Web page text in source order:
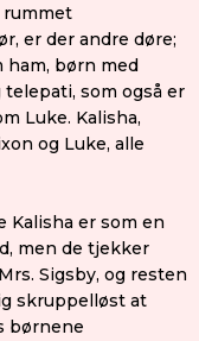
er der andre døre;
børn med
som også er
Luke. Kalisha,
og Luke, alle
Kalisha er som en
men de tjekker
Sigsby, og resten
skruppelløst at
børnene